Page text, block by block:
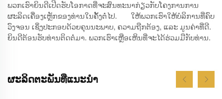
ພວກເຮົາຍິນດີເປີດຮັບໂອກາດທີ່ຈະສົນທະນາກ່ຽວກັບໂຄງການການ
ຜະລິດເຄື່ອງເຫຼັກຂອງທ່ານໃນຄັ້ງຕໍ່ໄປ. ໃຫ້ພວກເຮົາໃຫ້ບໍລິການທີ່ຄົບ
ວົງຈອນ ເຊິ່ງປະກອບດ້ວຍຄຸນນະພາບ, ຄວາມຖືກຕ້ອງ, ແລະ ມູນຄ່າທີ່ດີ.
ຍິນດີຕ້ອນຮັບທ່ານຕິດຕໍ່ມາ. ພວກເຮົາເຫຼືອເຫິນທີ່ຈະໄດ້ຮ່ວມມືກັບທ່ານ.
ຜະລິດຕະພັນທີ່ແນະນຳ